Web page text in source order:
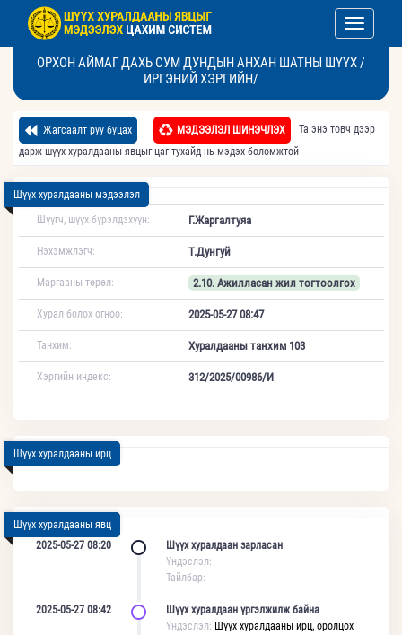
Toggle
ОРХОН АЙМАГ ДАХЬ СУМ ДУНДЫН АНХАН ШАТНЫ ШҮҮХ /
ИРГЭНИЙ ХЭРГИЙН/
Жагсаалт руу буцах МЭДЭЭЛЭЛ ШИНЭЧЛЭХ
Та энэ товч дээр
дарж шүүх хуралдааны явцыг цаг тухайд нь мэдэх боломжтой
Шүүх хуралдааны мэдээлэл
Шүүгч, шүүх бүрэлдэхүүн:
Г.Жаргалтуяа
Нэхэмжлэгч: Т.Дунгуй
Маргааны төрөл: 2.10. Ажилласан жил тогтоолгох
Хурал болох огноо: 2025-05-27 08:47
Танхим: Хуралдааны танхим 103
Хэргийн индекс: 312/2025/00986/И
Шүүх хуралдааны ирц
Шүүх хуралдааны явц
2025-05-27 08:20
Шүүх хуралдаан зарласан
Үндэслэл:
Тайлбар:
2025-05-27 08:42
Шүүх хуралдаан үргэлжилж байна
Үндэслэл: Шүүх хуралдааны ирц, оролцох